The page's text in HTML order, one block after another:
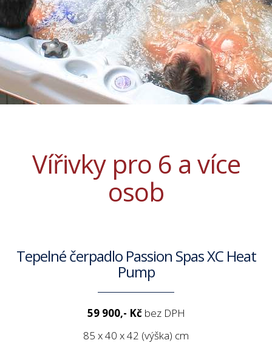
Vířivky pro 6 a více
osob
Tepelné čerpadlo Passion Spas XC Heat
Pump
59 900,- Kčbez DPH
85 x 40 x 42 (výška) cm